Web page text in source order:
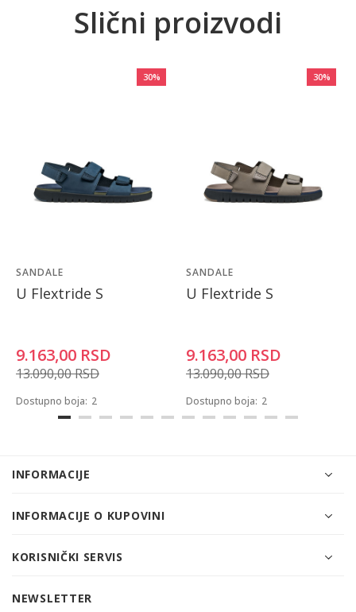
Slični proizvodi
30%
SANDALE
U Flextride S
9.163,00 RSD
13.090,00RSD
Dostupno boja: 2
30%
SANDALE
U Flextride S
9.163,00 RSD
13.090,00RSD
Dostupno boja: 2
INFORMACIJE
INFORMACIJE O KUPOVINI
KORISNIČKI SERVIS
NEWSLETTER